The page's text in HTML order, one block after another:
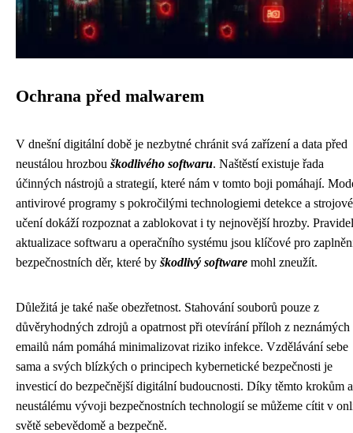
Ochrana před malwarem
V dnešní digitální době je nezbytné chránit svá zařízení a data před
neustálou hrozbou škodlivého softwaru. Naštěstí existuje řada
účinných nástrojů a strategií, které nám v tomto boji pomáhají.
antivirové programy s pokročilými technologiemi detekce a
učení dokáží rozpoznat a zablokovat i ty nejnovější hrozby.
aktualizace softwaru a operačního systému jsou klíčové pro
bezpečnostních děr, které by škodlivý software mohl zneužít.
Důležitá je také naše obezřetnost. Stahování souborů pouze z
důvěryhodných zdrojů a opatrnost při otevírání příloh z neznámých
emailů nám pomáhá minimalizovat riziko infekce. Vzdělávání sebe
sama a svých blízkých o principech kybernetické bezpečnosti je
investicí do bezpečnější digitální budoucnosti. Díky těmto krokům a
neustálému vývoji bezpečnostních technologií se můžeme cítit v
světě sebevědomě a bezpečně.